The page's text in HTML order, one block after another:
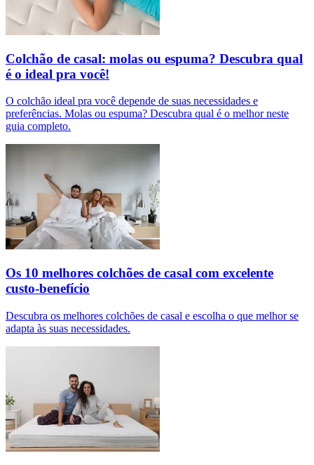
Colchão de casal: molas ou espuma? Descubra qual
é o ideal pra você!
O colchão ideal pra você depende de suas necessidades e
preferências. Molas ou espuma? Descubra qual é o melhor neste
guia completo.
Os 10 melhores colchões de casal com excelente
custo-benefício
Descubra os melhores colchões de casal e escolha o que melhor se
adapta às suas necessidades.